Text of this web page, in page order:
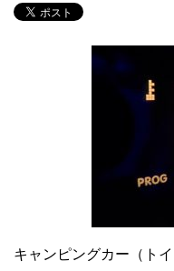
キャンピングカー（ト